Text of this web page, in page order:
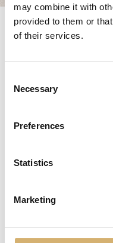
may combine it with
provided to them or
of their services.
Selection
Necessary
Preferences
Statistics
Marketing
Riconoscimenti
News
Servizio Clienti
Invio
se non hai ricevuto la
effettuare un
una nuova inserendo
usato nella